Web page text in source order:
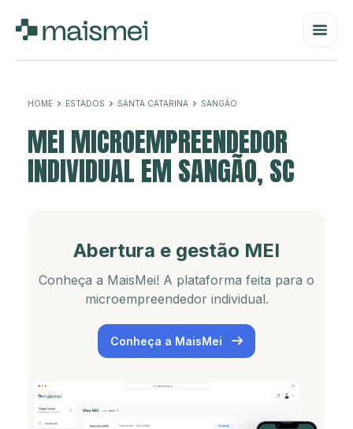
HOME ESTADOS SANTA CATARINA SANGÃO
MEI MICROEMPREENDEDOR
INDIVIDUAL EM SANGÃO, SC
Abertura e gestão MEI
Conheça a MaisMei! A plataforma feita para o
microempreendedor individual.
Conheça a MaisMei